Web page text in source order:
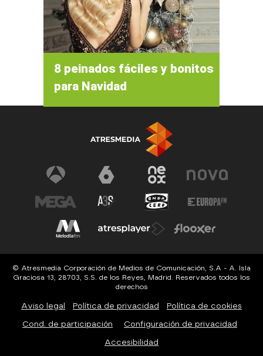
8 peinados fáciles y bonitos
para Navidad
© Atresmedia Corporación de Medios de Comunicación, S.A - A. Isla
Graciosa 13, 28703, S.S. de los Reyes, Madrid. Reservados todos los
derechos
Aviso legal Política de privacidad Política de cookies
Cond. de participación Configuración de privacidad
Accesibilidad